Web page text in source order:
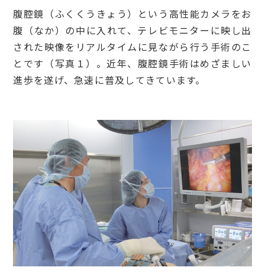
腹腔鏡（ふくくうきょう）という高性能カメラをお
腹（なか）の中に入れて、テレビモニターに映し出
された映像をリアルタイムに見ながら行う手術のこ
とです（写真１）。近年、腹腔鏡手術はめざましい
進歩を遂げ、急速に普及してきています。